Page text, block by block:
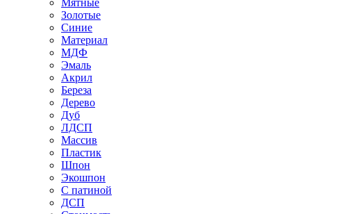
Золотые
Синие
Материал
МДФ
Эмаль
Акрил
Береза
Дерево
Дуб
ЛДСП
Массив
Пластик
Шпон
Экошпон
С патиной
ДСП